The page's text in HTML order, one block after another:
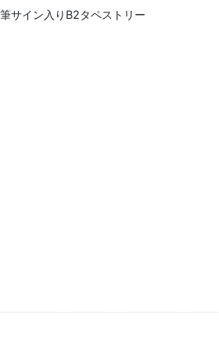
サイン入りB2タペストリー